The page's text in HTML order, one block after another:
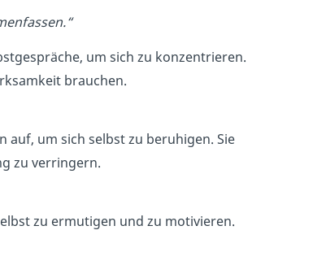
um sich zu konzentrieren.
brauchen.
um sich selbst zu beruhigen. Sie
zu verringern.
zu ermutigen und zu motivieren.